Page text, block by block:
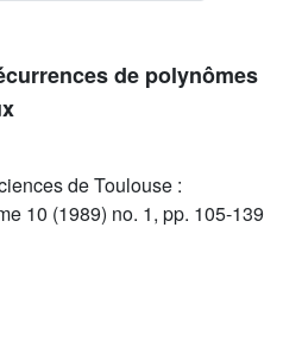
de polynômes
de Toulouse :
10 (1989) no. 1, pp. 105-139